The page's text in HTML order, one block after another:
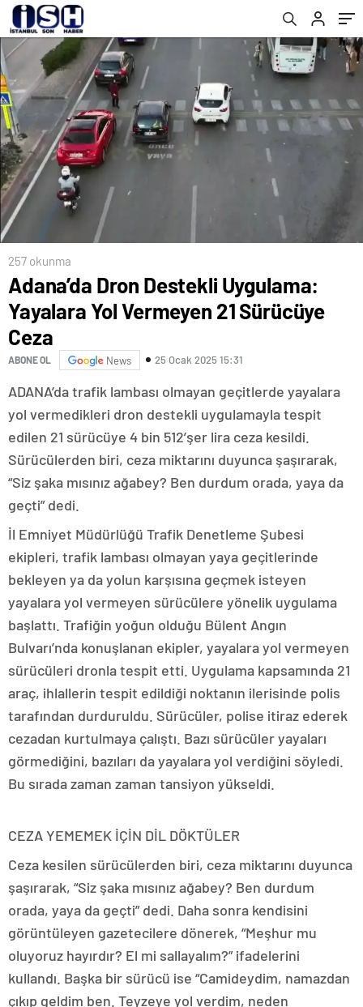
257 okunma
Adana’da Dron Destekli Uygulama:
Yayalara Yol Vermeyen 21 Sürücüye
Ceza
ABONE OL News 25 Ocak 2025 15:31
ADANA’da trafik lambası olmayan geçitlerde yayalara
yol vermedikleri dron destekli uygulamayla tespit
edilen 21 sürücüye 4 bin 512’şer lira ceza kesildi.
Sürücülerden biri, ceza miktarını duyunca şaşırarak,
“Siz şaka mısınız ağabey? Ben durdum orada, yaya da
geçti” dedi.
İl Emniyet Müdürlüğü Trafik Denetleme Şubesi
ekipleri, trafik lambası olmayan yaya geçitlerinde
bekleyen ya da yolun karşısına geçmek isteyen
yayalara yol vermeyen sürücülere yönelik uygulama
başlattı. Trafiğin yoğun olduğu Bülent Angın
Bulvarı’nda konuşlanan ekipler, yayalara yol vermeyen
sürücüleri dronla tespit etti. Uygulama kapsamında 21
araç, ihlallerin tespit edildiği noktanın ilerisinde polis
tarafından durduruldu. Sürücüler, polise itiraz ederek
cezadan kurtulmaya çalıştı. Bazı sürücüler yayaları
görmediğini, bazıları da yayalara yol verdiğini söyledi.
Bu sırada zaman zaman tansiyon yükseldi.
CEZA YEMEMEK İÇİN DİL DÖKTÜLER
Ceza kesilen sürücülerden biri, ceza miktarını duyunca
şaşırarak, “Siz şaka mısınız ağabey? Ben durdum
orada, yaya da geçti” dedi. Daha sonra kendisini
görüntüleyen gazetecilere dönerek, “Meşhur mu
oluyoruz hayırdır? El mi sallayalım?” ifadelerini
kullandı. Başka bir sürücü ise “Camideydim, namazdan
çıkıp geldim ben. Teyzeye yol verdim, neden